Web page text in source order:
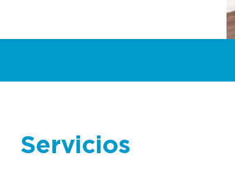
Servicios